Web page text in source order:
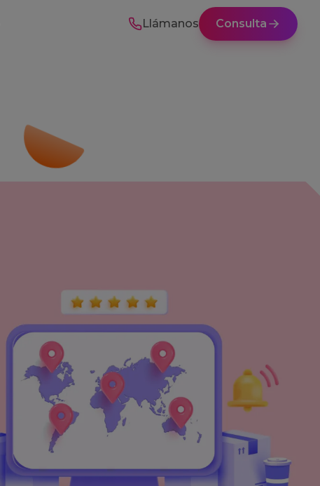
Llámanos Consulta